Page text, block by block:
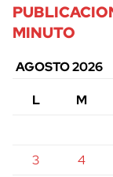
MINUTO
AGOSTO 2026
L
M
3
4